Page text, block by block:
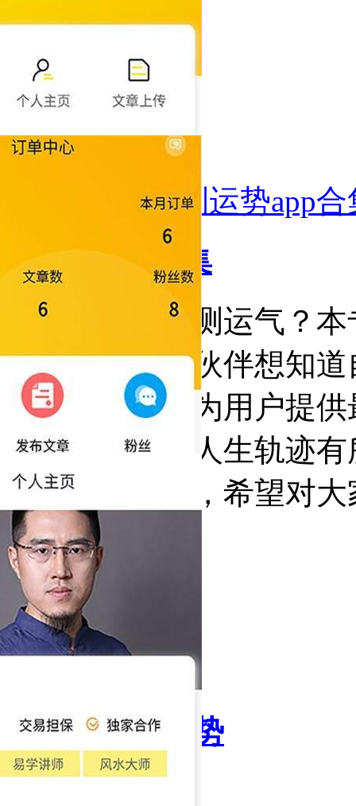
猜你喜欢
测运势
测运势app合
测运势app合集
什么软件可以测运气？
合集，很多小伙伴想知
这些软件可以为用户提
情以及之后的人生轨迹
来下载体验吧，希望对
积木星座运势
34.24MB